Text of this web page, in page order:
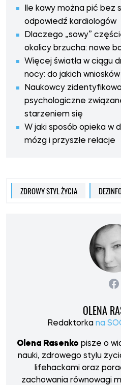
Ile kawy można pić bez
odpowiedź kardiologów
Dlaczego „sowy”
okolicy brzucha: nowe
Więcej światła w ciągu
nocy: do jakich
Naukowcy
psychologiczne
starzeniem się
W jaki sposób opieka w
mózg i przyszłe relacje
ZDROWY STYL ŻYCIA
OLENA
Redaktorka na
Olena Rasenko pisze o
nauki, zdrowego stylu
lifehackami oraz
zachowania równowagi